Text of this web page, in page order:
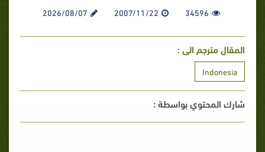
34596
2007/11/22
2026/08/07
المقال مترجم الى :
Indonesia
شارك المحتوي بواسطة :